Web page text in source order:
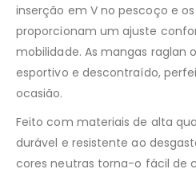
inserção em V no pescoço e
proporcionam um ajuste
mobilidade. As mangas raglan
esportivo e descontraído,
ocasião.
Feito com materiais de alta
durável e resistente ao
cores neutras torna-o fácil de